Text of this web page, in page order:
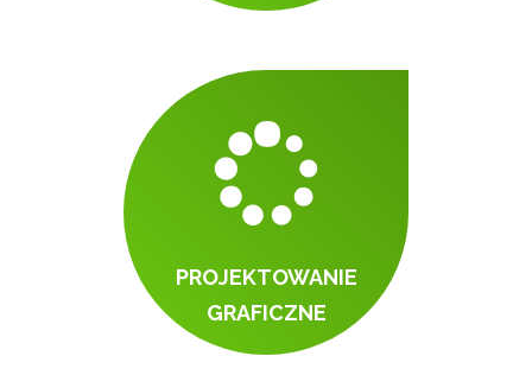
PROJEKTOWANIE
GRAFICZNE